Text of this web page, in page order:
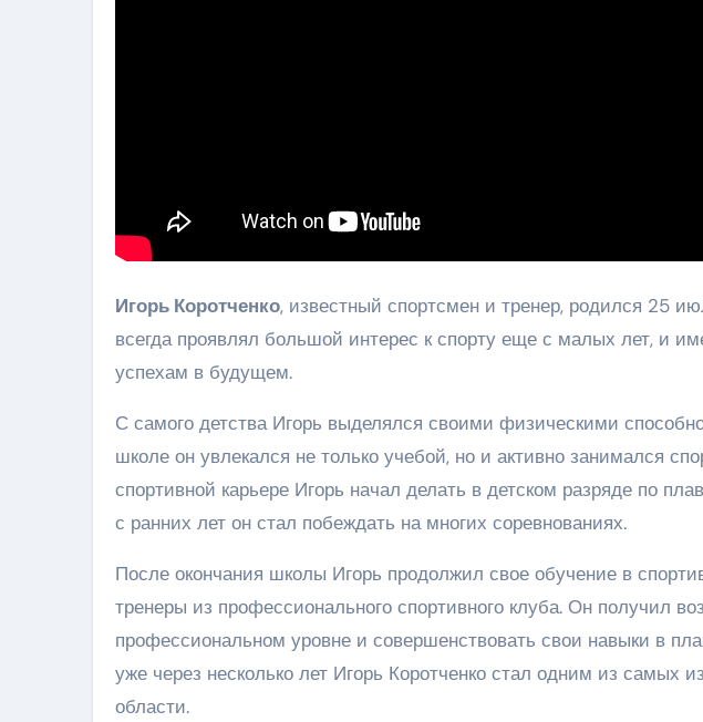
Игорь Коротченко, известный спортсмен и тренер, родился 25
всегда проявлял большой интерес к спорту еще с малых лет, и
успехам в будущем.
С самого детства Игорь выделялся своими физическими
школе он увлекался не только учебой, но и активно занимался
спортивной карьере Игорь начал делать в детском разряде по
с ранних лет он стал побеждать на многих соревнованиях.
После окончания школы Игорь продолжил свое обучение в
тренеры из профессионального спортивного клуба. Он получил
профессиональном уровне и совершенствовать свои навыки в
уже через несколько лет Игорь Коротченко стал одним из самых
области.